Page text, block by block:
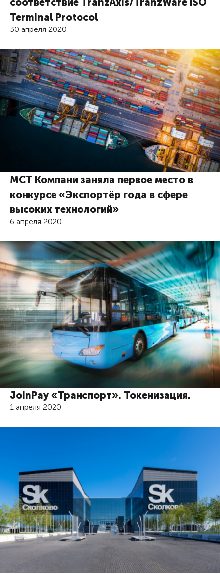
соответствие TranzAxis/TranzWare ISO
Terminal Protocol
30 апреля 2020
МСТ Компани заняла первое место в
конкурсе «Экспортёр года в сфере
высоких технологий»
6 апреля 2020
JoinPay «Транспорт». Токенизация.
1 апреля 2020